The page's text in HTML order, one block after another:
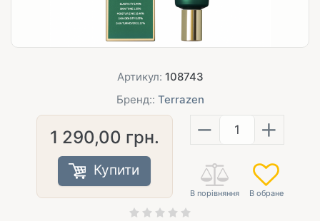
Артикул: 108743
Бренд:: Terrazen
1 290,00 грн.
Купити
− +